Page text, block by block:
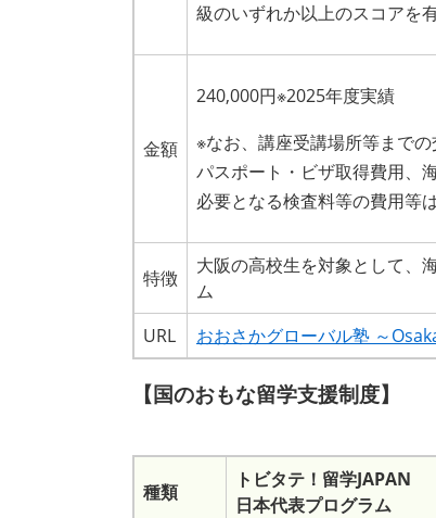
級のいずれか以上のスコアを
金額
240,000円※2025年度実績
※なお、講座受講場所等まで
パスポート・ビザ取得費用、
必要となる検査料等の費用等
特徴
大阪の高校生を対象として、
ム
URL
おおさかグローバル塾 ～
【国のおもな留学支援制度】
種類
トビタテ！留学JAPAN
日本代表プログラム